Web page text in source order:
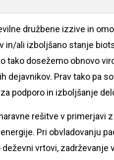
družbene izzive in
in/ali izboljšano stanje
tako dosežemo obnovo
dejavnikov. Prav tako pa
podporo in izboljšanje
rešitve v primerjavi
Pri obvladovanju
vrtovi,